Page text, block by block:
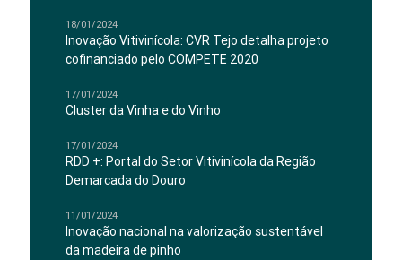
18/01/2024
Inovação Vitivinícola: CVR Tejo detalha projeto
cofinanciado pelo COMPETE 2020
17/01/2024
Cluster da Vinha e do Vinho
17/01/2024
RDD +: Portal do Setor Vitivinícola da Região
Demarcada do Douro
11/01/2024
Inovação nacional na valorização sustentável
da madeira de pinho